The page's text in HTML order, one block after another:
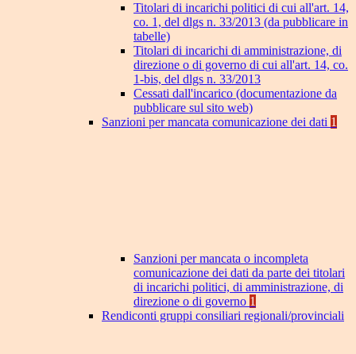
Titolari di incarichi politici di cui all'art. 14,
co. 1, del dlgs n. 33/2013 (da pubblicare in
tabelle)
Titolari di incarichi di amministrazione, di
direzione o di governo di cui all'art. 14, co.
1-bis, del dlgs n. 33/2013
Cessati dall'incarico (documentazione da
pubblicare sul sito web)
Sanzioni per mancata comunicazione dei dati 1
Sanzioni per mancata o incompleta
comunicazione dei dati da parte dei titolari
di incarichi politici, di amministrazione, di
direzione o di governo 1
Rendiconti gruppi consiliari regionali/provinciali